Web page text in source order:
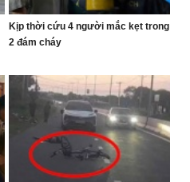
Kịp thời cứu 4 người mắc kẹt trong
2 đám cháy